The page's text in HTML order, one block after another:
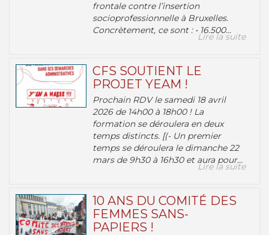
frontale contre l’insertion
socioprofessionnelle à Bruxelles.
Concrètement, ce sont : • 16.500...
Lire la suite
CFS SOUTIENT LE
PROJET YEAM !
Prochain RDV le samedi 18 avril
2026 de 14h00 à 18h00 ! La
formation se déroulera en deux
temps distincts. [(- Un premier
temps se déroulera le dimanche 22
mars de 9h30 à 16h30 et aura pour...
Lire la suite
10 ANS DU COMITÉ DES
FEMMES SANS-
PAPIERS !